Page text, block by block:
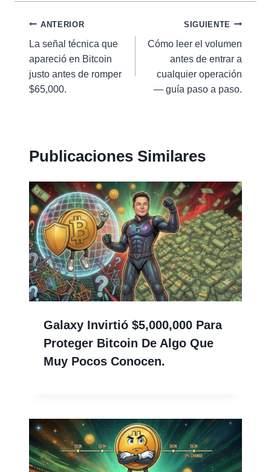
Navegación
de
entradas
ANTERIOR
La señal técnica que
apareció en Bitcoin
justo antes de romper
$65,000.
SIGUIENTE
Cómo leer el volumen
antes de entrar a
cualquier operación
— guía paso a paso.
Publicaciones Similares
Galaxy Invirtió $5,000,000 Para
Proteger Bitcoin De Algo Que
Muy Pocos Conocen.